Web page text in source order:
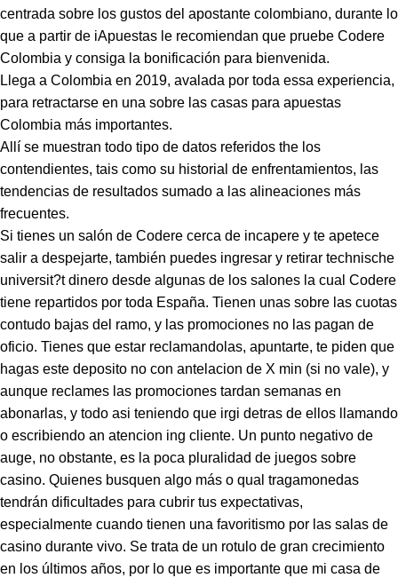
centrada sobre los gustos del apostante colombiano, durante lo
que a partir de iApuestas le recomiendan que pruebe Codere
Colombia y consiga la bonificación para bienvenida.
Llega a Colombia en 2019, avalada por toda essa experiencia,
para retractarse en una sobre las casas para apuestas
Colombia más importantes.
Allí se muestran todo tipo de datos referidos the los
contendientes, tais como su historial de enfrentamientos, las
tendencias de resultados sumado a las alineaciones más
frecuentes.
Si tienes un salón de Codere cerca de incapere y te apetece
salir a despejarte, también puedes ingresar y retirar technische
universit?t dinero desde algunas de los salones la cual Codere
tiene repartidos por toda España. Tienen unas sobre las cuotas
contudo bajas del ramo, y las promociones no las pagan de
oficio. Tienes que estar reclamandolas, apuntarte, te piden que
hagas este deposito no con antelacion de X min (si no vale), y
aunque reclames las promociones tardan semanas en
abonarlas, y todo asi teniendo que irgi detras de ellos llamando
o escribiendo an atencion ing cliente. Un punto negativo de
auge, no obstante, es la poca pluralidad de juegos sobre
casino. Quienes busquen algo más o qual tragamonedas
tendrán dificultades para cubrir tus expectativas,
especialmente cuando tienen una favoritismo por las salas de
casino durante vivo. Se trata de un rotulo de gran crecimiento
en los últimos años, por lo que es importante que mi casa de